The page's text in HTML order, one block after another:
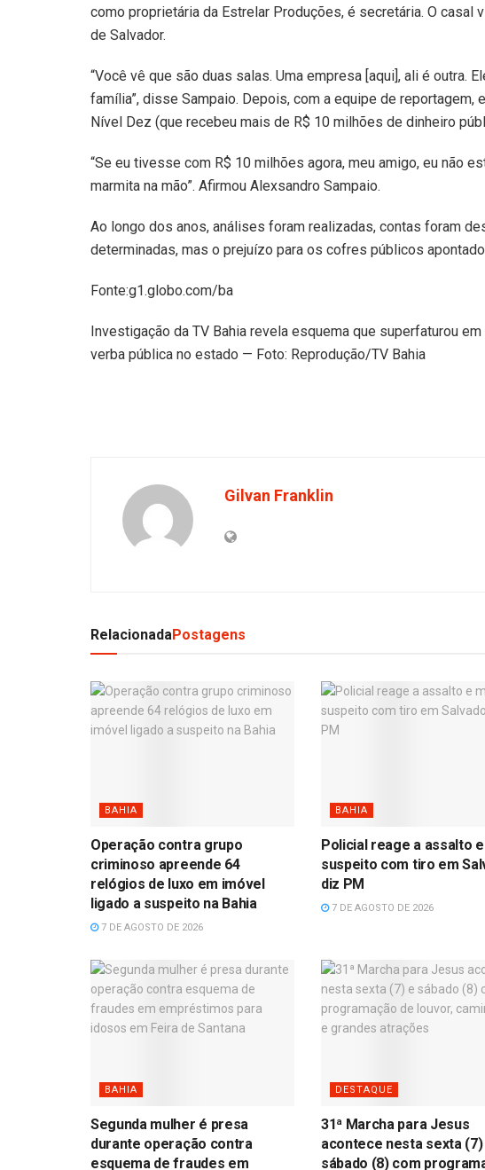
como proprietária da Estrelar Produções, é secretária. O casal
de Salvador.
“Você vê que são duas salas. Uma empresa [aqui], ali é outra.
família”, disse Sampaio. Depois, com a equipe de
Nível Dez (que recebeu mais de R$ 10 milhões de dinheiro
“Se eu tivesse com R$ 10 milhões agora, meu amigo, eu não
marmita na mão”. Afirmou Alexsandro Sampaio.
Ao longo dos anos, análises foram realizadas, contas foram
determinadas, mas o prejuízo para os cofres públicos
Fonte:g1.globo.com/ba
Investigação da TV Bahia revela esquema que superfaturou
verba pública no estado — Foto: Reprodução/TV Bahia
Gilvan Franklin
RelacionadaPostagens
BAHIA
Operação contra grupo
criminoso apreende 64
relógios de luxo em imóvel
ligado a suspeito na Bahia
7 DE AGOSTO DE 2026
BAHIA
Policial reage a assalto
suspeito com tiro em
diz PM
7 DE AGOSTO DE 2026
BAHIA
Segunda mulher é presa
durante operação contra
esquema de fraudes em
DESTAQUE
31ª Marcha para Jesus
acontece nesta sexta (7)
sábado (8) com